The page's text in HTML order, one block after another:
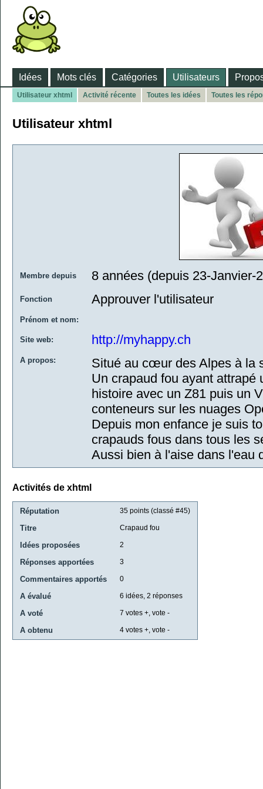
Idées Mots clés Catégories Utilisateurs
Utilisateur xhtml Activité récente Toutes les idées Toutes les
Utilisateur xhtml
Membre depuis 8 années (depuis 23-Janvier-
Fonction Approuver l'utilisateur
Prénom et nom:
Site web: http://myhappy.ch
A propos:
Situé au cœur des Alpes à la
Un crapaud fou ayant attrapé
histoire avec un Z81 puis un
conteneurs sur les nuages
Depuis mon enfance je suis
crapauds fous dans tous les
Aussi bien à l'aise dans l'eau
Activités de xhtml
Réputation 35 points (classé #45)
Titre Crapaud fou
Idées proposées 2
Réponses apportées 3
Commentaires apportés 0
A évalué 6 idées, 2 réponses
A voté 7 votes +, vote -
A obtenu 4 votes +, vote -